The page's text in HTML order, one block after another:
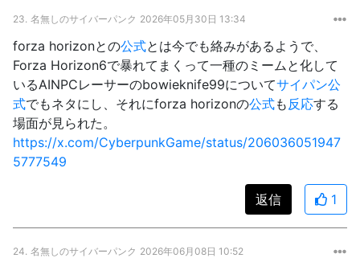
23. 名無しのサイバーパンク 2026年05月30日 13:34
forza horizonとの公式とは今でも絡みがあるようで、
Forza Horizon6で暴れてまくって一種のミームと化して
いるAINPCレーサーのbowieknife99についてサイパン公
式でもネタにし、それにforza horizonの公式も 反応する
場面が見られた。
https://x.com/CyberpunkGame/status/206036051947
5777549
返信 1
24. 名無しのサイバーパンク 2026年06月08日 10:52